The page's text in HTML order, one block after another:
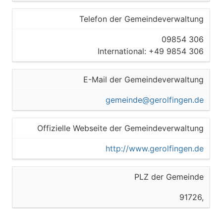
Telefon der Gemeindeverwaltung
09854 306
International: +49 9854 306
E-Mail der Gemeindeverwaltung
gemeinde@gerolfingen.de
Offizielle Webseite der Gemeindeverwaltung
http://www.gerolfingen.de
PLZ der Gemeinde
91726,